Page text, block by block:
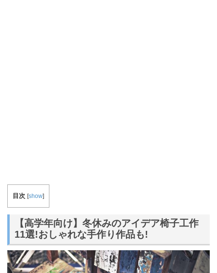
目次 [show]
【高学年向け】冬休みのアイデア椅子工作
11選!おしゃれな手作り作品も!